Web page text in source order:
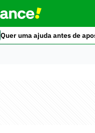
Quer uma ajuda antes de